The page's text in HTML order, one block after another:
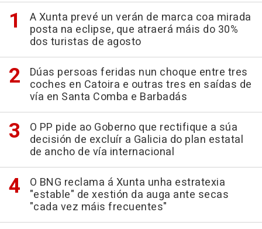
A Xunta prevé un verán de marca coa mirada
posta na eclipse, que atraerá máis do 30%
dos turistas de agosto
Dúas persoas feridas nun choque entre tres
coches en Catoira e outras tres en saídas de
vía en Santa Comba e Barbadás
O PP pide ao Goberno que rectifique a súa
decisión de excluír a Galicia do plan estatal
de ancho de vía internacional
O BNG reclama á Xunta unha estratexia
"estable" de xestión da auga ante secas
"cada vez máis frecuentes"